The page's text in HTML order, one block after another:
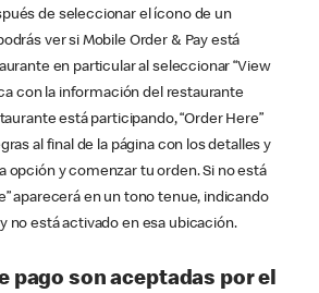
de seleccionar el ícono de un
ver si Mobile Order & Pay está
en particular al seleccionar “View
con la información del restaurante
está participando, “Order Here”
al final de la página con los detalles y
opción y comenzar tu orden. Si no está
aparecerá en un tono tenue, indicando
no está activado en esa ubicación.
pago son aceptadas por el